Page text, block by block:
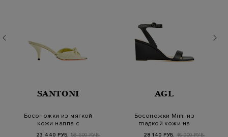
SANTONI
Босоножки из мягкой
кожи наппа с
фигурным узлом
23 440 РУБ. 58 600 РУБ.
AGL
Босоножки Mimi из
гладкой кожи на
высокой танкетке
28 140 РУБ. 46 900 РУБ.